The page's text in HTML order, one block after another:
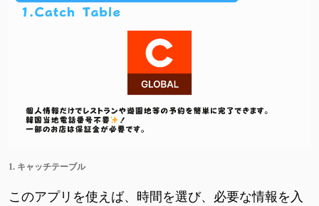
1. キャッチテーブル
このアプリを使えば、時間を選び、必要な情報を入